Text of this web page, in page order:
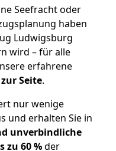
Seefracht oder
haben
Ludwigsburg
wird – für alle
erfahrene
Seite.
nur wenige
und erhalten Sie in
unverbindliche
zu 60 %der